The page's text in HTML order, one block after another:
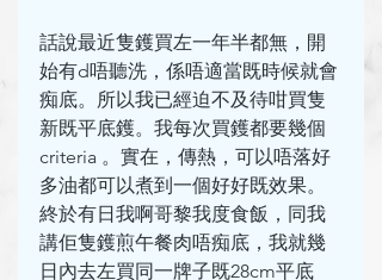
話說最近隻鑊買左一年半都無，開
始有d唔聽洗，係唔適當既時候就會
痴底。所以我已經迫不及待咁買隻
新既平底鑊。我每次買鑊都要幾個
criteria 。實在，傳熱，可以唔落好
多油都可以煮到一個好好既效果。
終於有日我啊哥黎我度食飯，同我
講佢隻鑊煎午餐肉唔痴底，我就幾
日內去左買同一牌子既28cm平底